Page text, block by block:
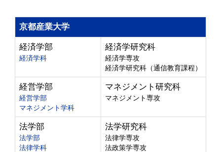
京都産業大学
経済学部
経済学科
経済学研究科
経済学専攻
経済学研究科（通信教育課程）
経営学部
経営学部
マネジメント学科
マネジメント研究科
マネジメント専攻
法学部
法学部
法律学科
法学研究科
法律学専攻
法政策学専攻